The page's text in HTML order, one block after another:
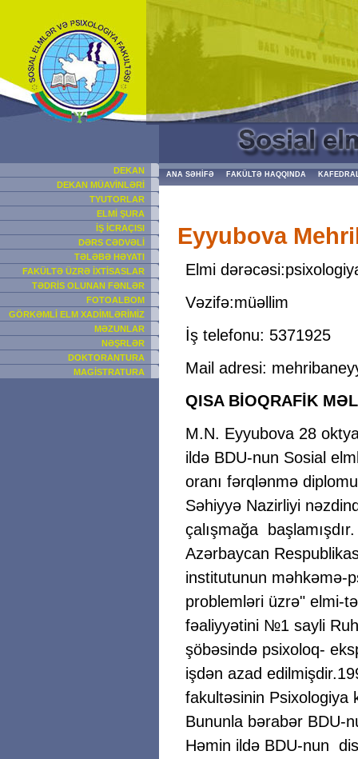
DEKAN
DEKAN MÜAVİNLƏRİ
TYUTORLAR
ELMİ ŞURA
İŞ İCRAÇISI
DƏRS CƏDVƏLİ
TƏLƏBƏ HƏYATI
FAKÜLTƏ ÜZRƏ İXTİSASLAR
TƏDRİS OLUNAN FƏNLƏR
FOTOALBOM
GÖRKƏMLİ ELM XADİMLƏRİMİZ
MƏZUNLAR
NƏŞRLƏR
DOKTORANTURA
MAGİSTRATURA
ANA SƏHİFƏ FAKÜLTƏ HAQQINDA
Eyyubova
Elmi
Vəzifə:müəllim
İş telefonu: 5371925
Mail adresi:
QISA BİOQRAFİK
M.N. Eyyubova 28
ildə BDU-nun Sosial
oranı fərqlənmə
Səhiyyə Nazirliyi
çalışmağa
Azərbaycan
institutunun məhkəmə-
problemləri üzrə" elmi-
fəaliyyətini №1 sayli
şöbəsində psixoloq-
işdən azad
fakultəsinin Psixologiya
Bununla bərabər BDU-
Həmin ildə BDU-nun